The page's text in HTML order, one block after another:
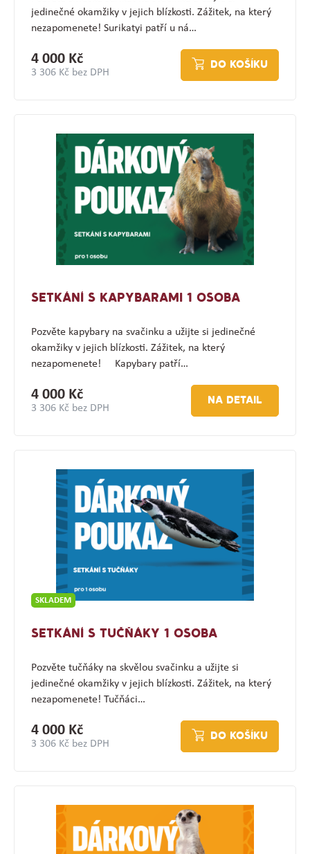
jedinečné okamžiky v jejich blízkosti. Zážitek, na který
nezapomenete! Surikatyi patří u ná…
4 000 Kč
3 306 Kč bez DPH
DO KOŠÍKU
SETKÁNÍ S KAPYBARAMI 1 OSOBA
Pozvěte kapybary na svačinku a užijte si jedinečné
okamžiky v jejich blízkosti. Zážitek, na který
nezapomenete! Kapybary patří…
4 000 Kč
3 306 Kč bez DPH
NA DETAIL
SKLADEM
SETKÁNÍ S TUČŇÁKY 1 OSOBA
Pozvěte tučňáky na skvělou svačinku a užijte si
jedinečné okamžiky v jejich blízkosti. Zážitek, na který
nezapomenete! Tučňáci…
4 000 Kč
3 306 Kč bez DPH
DO KOŠÍKU